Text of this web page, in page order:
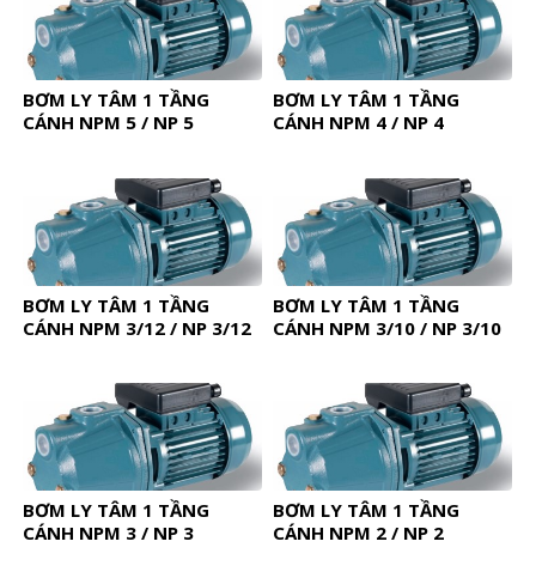
BƠM LY TÂM 1 TẦNG
CÁNH NPM 5 / NP 5
BƠM LY TÂM 1 TẦNG
CÁNH NPM 4 / NP 4
BƠM LY TÂM 1 TẦNG
CÁNH NPM 3/12 / NP 3/12
BƠM LY TÂM 1 TẦNG
CÁNH NPM 3/10 / NP 3/10
BƠM LY TÂM 1 TẦNG
CÁNH NPM 3 / NP 3
BƠM LY TÂM 1 TẦNG
CÁNH NPM 2 / NP 2